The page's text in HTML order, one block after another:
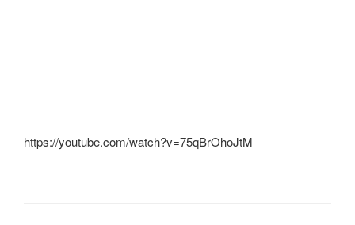
https://youtube.com/watch?v=75qBrOhoJtM